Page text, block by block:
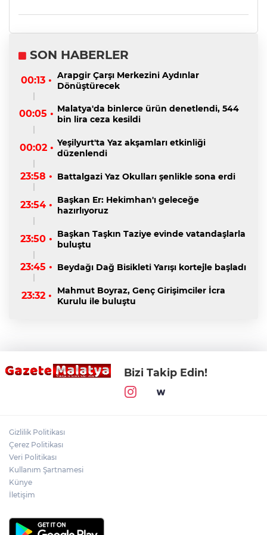
SON HABERLER
00:13 • Arapgir Çarşı Merkezini Aydınlar
Dönüştürecek
00:05 • Malatya'da binlerce ürün denetlendi, 544
bin lira ceza kesildi
00:02 • Yeşilyurt'ta Yaz akşamları etkinliği
düzenlendi
23:58 • Battalgazi Yaz Okulları şenlikle sona erdi
23:54 • Başkan Er: Hekimhan'ı geleceğe
hazırlıyoruz
23:50 • Başkan Taşkın Taziye evinde vatandaşlarla
buluştu
23:45 • Beydağı Dağ Bisikleti Yarışı kortejle başladı
23:32 •
Mahmut Boyraz, Genç Girişimciler İcra
Kurulu ile buluştu
Bizi Takip Edin!
Gizlilik Politikası
Çerez Politikası
Veri Politikası
Kullanım Şartnamesi
Künye
İletişim